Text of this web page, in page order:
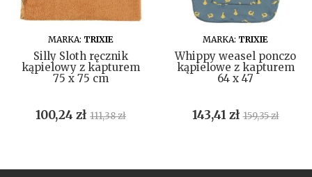
DO KOSZYKA
MARKA: TRIXIE
Silly Sloth ręcznik
kąpielowy z kapturem
75 x 75 cm
Cena
100,24 zł Cena
111,38 zł
DO KOSZYKA
MARKA: TRIXIE
Whippy weasel ponczo
kąpielowe z kapturem
64 x 47
Cena
143,41 zł Cena
159,35 zł